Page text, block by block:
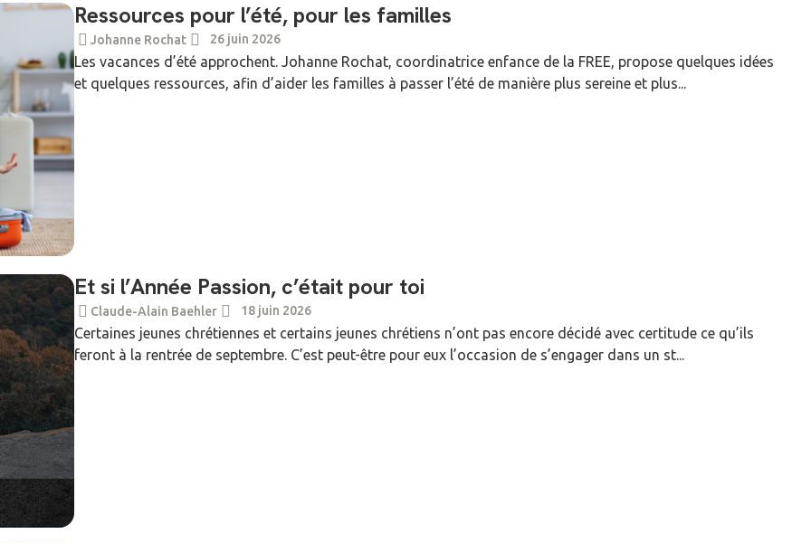
Ressources pour l’été, pour les familles
Johanne Rochat 26 juin 2026
Les vacances d’été approchent. Johanne Rochat, coordinatrice enfance de la FREE, propose quelques idées
et quelques ressources, afin d’aider les familles à passer l’été de manière plus sereine et plus...
Et si l’Année Passion, c’était pour toi
Claude-Alain Baehler 18 juin 2026
Certaines jeunes chrétiennes et certains jeunes chrétiens n’ont pas encore décidé avec certitude ce qu’ils
feront à la rentrée de septembre. C’est peut-être pour eux l’occasion de s’engager dans un st...